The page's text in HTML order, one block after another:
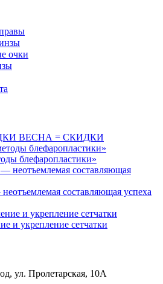
очки
ВЕСНА = СКИДКИ
блефаропластики»
составляющая успеха
и укрепление сетчатки
ул. Пролетарская, 10А